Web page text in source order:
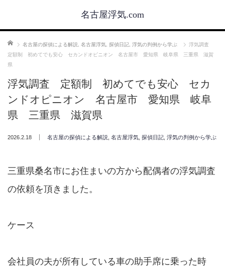
名古屋浮気.com
ホーム 名古屋の探偵による解説 名古屋浮気 探偵日記 浮気の判例から学ぶ
浮気調査
定額制 初めてでも安心 セカンドオピニオン 名古屋市 愛知県 岐阜県 三重県 滋賀
県
浮気調査 定額制 初めてでも安心 セカ
ンドオピニオン 名古屋市 愛知県 岐阜
県 三重県 滋賀県
2026.2.18 名古屋の探偵による解説 名古屋浮気 探偵日記 浮気の判例から学ぶ
三重県桑名市にお住まいの方から配偶者の浮気調査
の依頼を頂きました。
ケース
会社員の夫が所有している車の助手席に乗った時